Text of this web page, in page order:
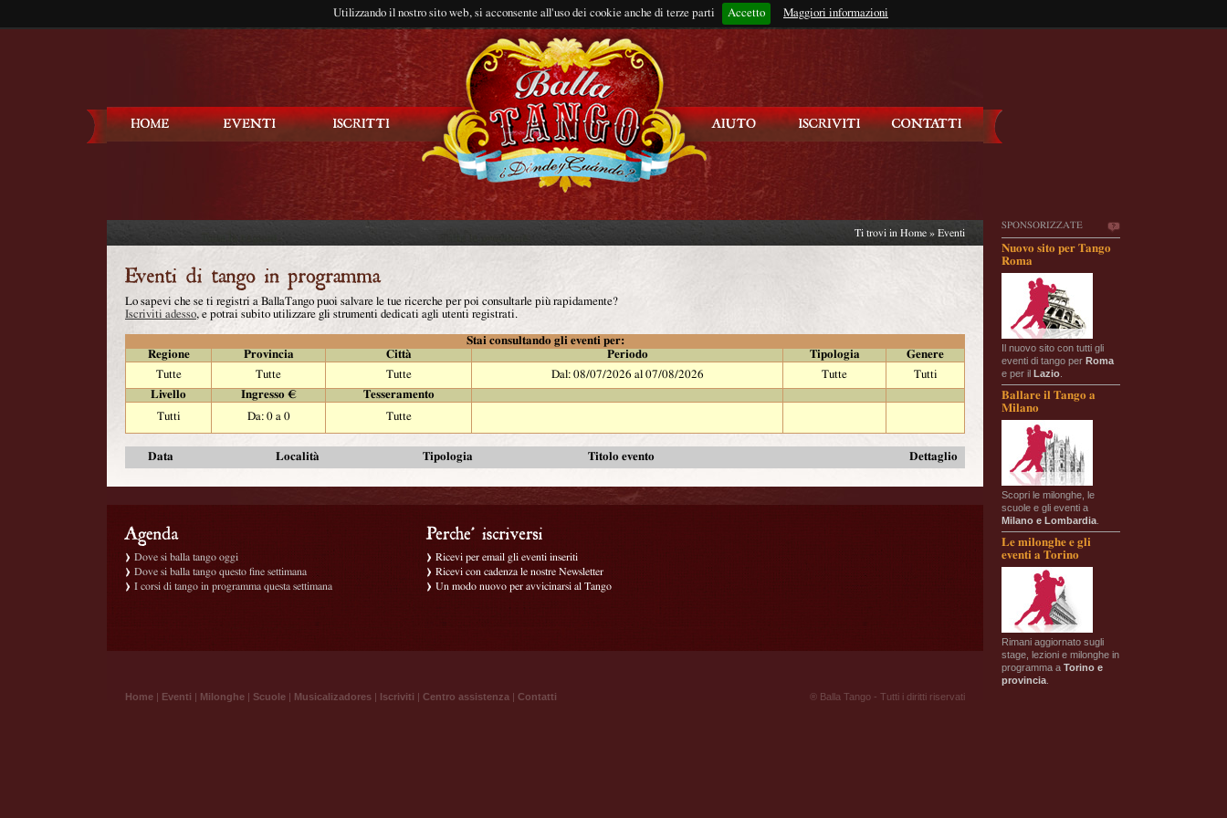
Utilizzando il nostro sito web, si acconsente all'uso dei cookie anche di terze parti Accetto Maggiori informazioni
Rimani connesso?
SPONSORIZZATE
Nuovo sito per Tango
Roma
Il nuovo sito con tutti gli
eventi di tango per Roma
e per il Lazio
Ballare il Tango a
Milano
Scopri le milonghe, le
scuole e gli eventi a
Milano e Lombardia
Le milonghe e gli
eventi a Torino
Rimani aggiornato sugli
stage, lezioni e milonghe in
programma a Torino e
provincia
Ti trovi in Home » Eventi
Lo sapevi che se ti registri a BallaTango puoi salvare le tue ricerche per poi consultarle più rapidamente?
Iscriviti adesso, e potrai subito utilizzare gli strumenti dedicati agli utenti registrati.
Stai consultando gli eventi per:
Regione
Provincia Città Periodo Tipologia
Genere
Tutte
Tutte Tutte Dal: 08/07/2026 al 07/08/2026 Tutte
Tutti
Livello
Ingresso €
Tesseramento
Tutti
Da: 0 a 0 Tutte
Data Località Tipologia Titolo evento Dettaglio
Dove si balla tango oggi
Dove si balla tango questo fine settimana
I corsi di tango in programma questa settimana
Ricevi per email gli eventi inseriti
Ricevi con cadenza le nostre Newsletter
Un modo nuovo per avvicinarsi al Tango
Home | Eventi | Milonghe | Scuole | Musicalizadores | Iscriviti | Centro assistenza | Contatti ® Balla Tango - Tutti i diritti riservati